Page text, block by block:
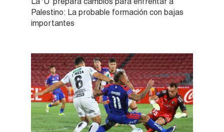
Palestino: La probable formación con bajas
importantes